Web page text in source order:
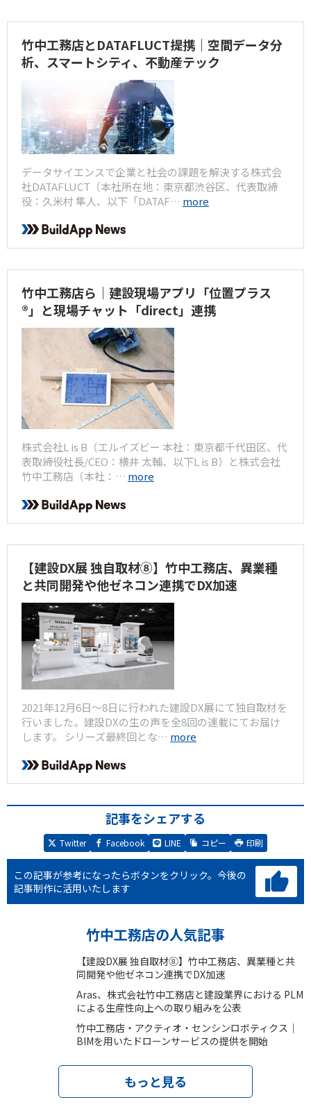
竹中工務店とDATAFLUCT提携｜空間データ分
析、スマートシティ、不動産テック
データサイエンスで企業と社会の課題を解決する株式会
社DATAFLUCT（本社所在地：東京都渋谷区、代表取締
役：久米村 隼人、以下「DATAF… more
竹中工務店ら｜建設現場アプリ「位置プラス
®」と現場チャット「direct」連携
株式会社L is B（エルイズビー 本社：東京都千代田区、代
表取締役社長/CEO：横井 太輔、以下L is B）と株式会社
竹中工務店（本社：… more
【建設DX展 独自取材⑧】竹中工務店、異業種
と共同開発や他ゼネコン連携でDX加速
2021年12月6日〜8日に行われた建設DX展にて独自取材を
行いました。建設DXの生の声を全8回の連載にてお届け
します。 シリーズ最終回とな… more
記事をシェアする
Twitter Facebook LINE コピー 印刷
この記事が参考になったらボタンをクリック。 今後の
記事制作に活用いたします
竹中工務店の人気記事
【建設DX展 独自取材⑧】竹中工務店、異業種と共
同開発や他ゼネコン連携でDX加速
Aras、株式会社竹中工務店と建設業界における PLM
による生産性向上への取り組みを公表
竹中工務店・アクティオ・センシンロボティクス｜
BIMを用いたドローンサービスの提供を開始
もっと見る